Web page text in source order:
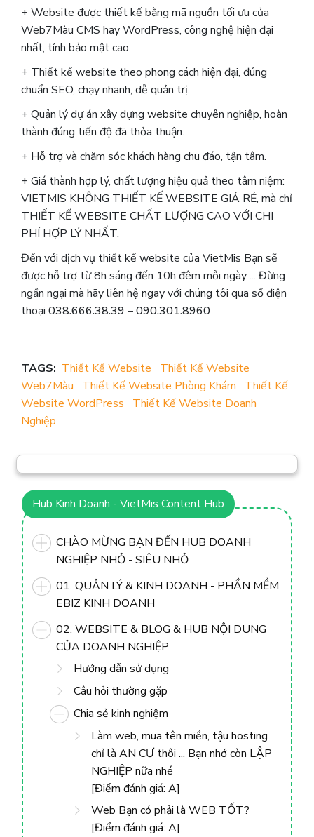
+ Website được thiết kế bằng mã nguồn tối ưu của
Web7Màu CMS hay WordPress, công nghệ hiện đại
nhất, tính bảo mật cao.
+ Thiết kế website theo phong cách hiện đại, đúng
chuẩn SEO, chạy nhanh, dễ quản trị.
+ Quản lý dự án xây dựng website chuyên nghiệp, hoàn
thành đúng tiến độ đã thỏa thuận.
+ Hỗ trợ và chăm sóc khách hàng chu đáo, tận tâm.
+ Giá thành hợp lý, chất lượng hiệu quả theo tâm niệm:
VIETMIS KHÔNG THIẾT KẾ WEBSITE GIÁ RẺ, mà chỉ
THIẾT KẾ WEBSITE CHẤT LƯỢNG CAO VỚI CHI
PHÍ HỢP LÝ NHẤT.
Đến với dịch vụ thiết kế website của VietMis Bạn sẽ
được hỗ trợ từ 8h sáng đến 10h đêm mỗi ngày ... Đừng
ngần ngại mà hãy liên hệ ngay với chúng tôi qua số điện
thoại038.666.38.39 –090.301.8960
TAGS: Thiết Kế Website
Thiết Kế Website
Web7Màu
Thiết Kế Website Phòng Khám
Thiết Kế
Website WordPress
Thiết Kế Website Doanh
Nghiệp
Hub Kinh Doanh - VietMis Content Hub
CHÀO MỪNG BẠN ĐẾN HUB DOANH
NGHIỆP NHỎ - SIÊU NHỎ
01. QUẢN LÝ & KINH DOANH - PHẦN MỀM
EBIZ KINH DOANH
02. WEBSITE & BLOG & HUB NỘI DUNG
CỦA DOANH NGHIỆP
Hướng dẫn sử dụng
Câu hỏi thường gặp
Chia sẻ kinh nghiệm
Làm web, mua tên miền, tậu hosting
chỉ là AN CƯ thôi ... Bạn nhớ còn LẬP
NGHIỆP nữa nhé
[Điểm đánh giá: A]
Web Bạn có phải là WEB TỐT?
[Điểm đánh giá: A]